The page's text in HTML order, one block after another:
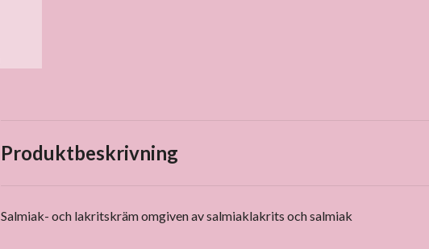
Produktbeskrivning
Salmiak- och lakritskräm omgiven av salmiaklakrits och salmiak